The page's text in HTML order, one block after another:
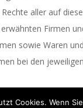
aller auf
Firmen
sowie Waren und
bei den
-2026 |
|Impressum|
Cookies. Wenn